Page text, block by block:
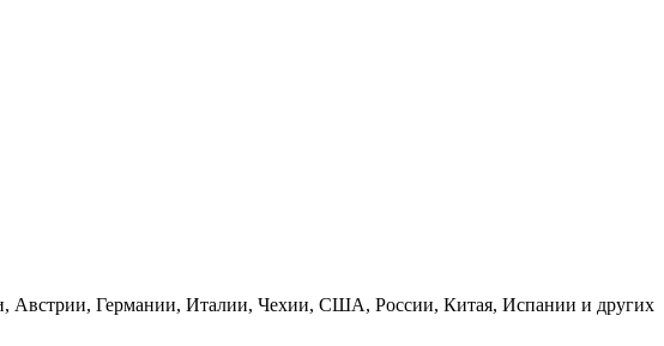
Австрии, Германии, Италии, Чехии, США, России, Китая, Испании и других